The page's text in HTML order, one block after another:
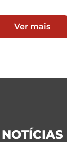
Ver mais
NOTÍCIAS